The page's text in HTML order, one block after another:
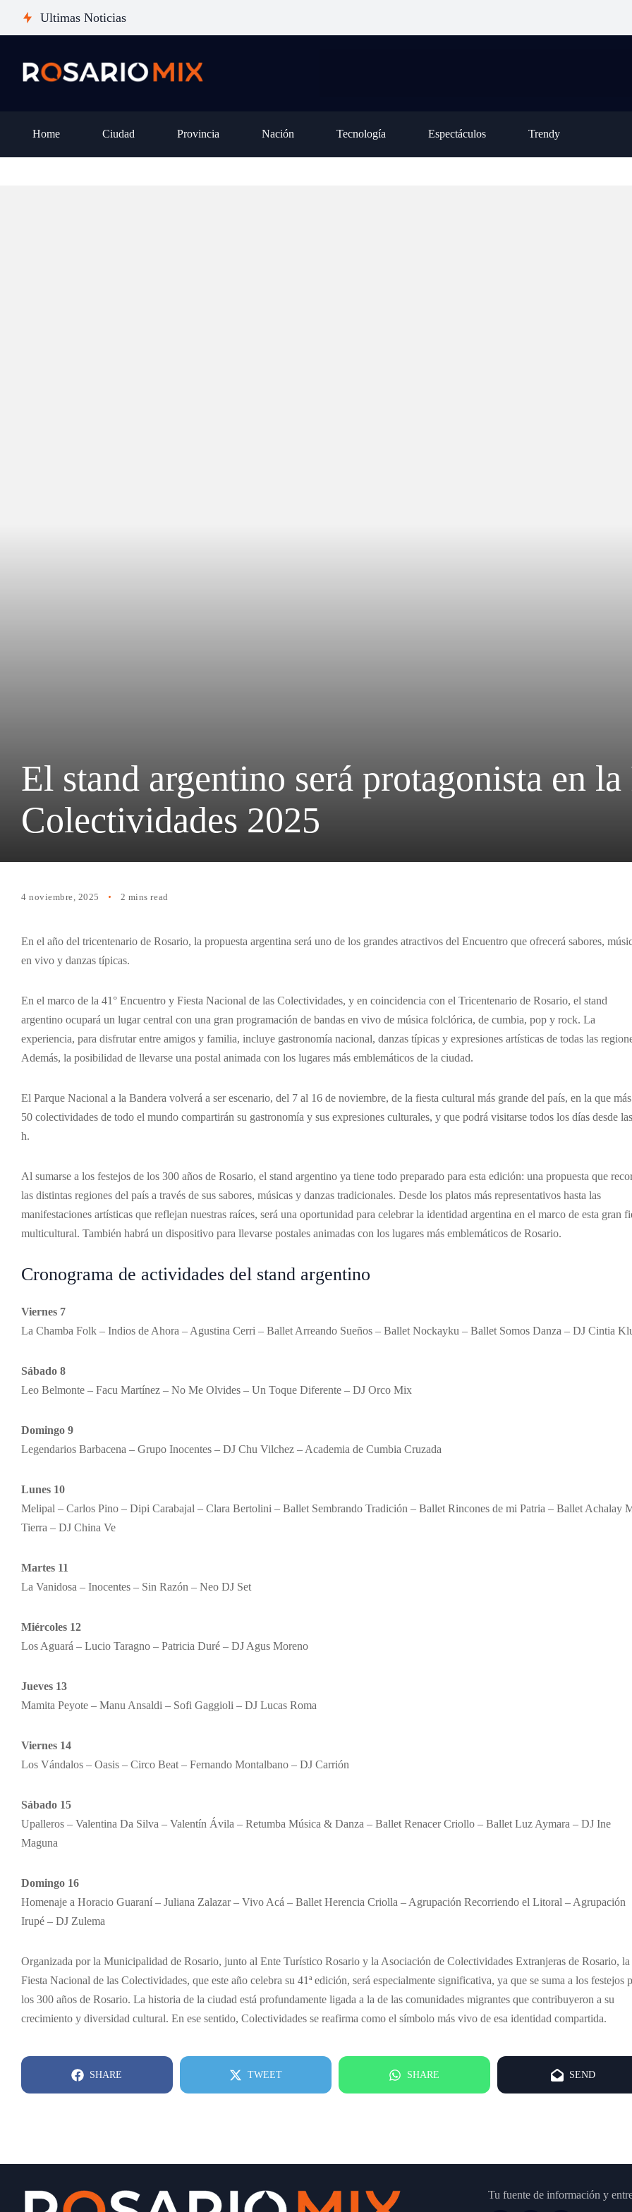
Ultimas Noticias
iPhone 18?
otro capítulo
Oliveros
Home Ciudad Provincia Nación Tecnología Espectáculos Trendy
El stand argentino será protagonista en la
Colectividades 2025
4 noviembre, 2025 2 mins read
En el año del tricentenario de Rosario, la propuesta argentina será uno de los grandes atractivos del Encuentro que ofrecerá sabores,
en vivo y danzas típicas.
En el marco de la 41° Encuentro y Fiesta Nacional de las Colectividades, y en coincidencia con el Tricentenario de Rosario, el stand
argentino ocupará un lugar central con una gran programación de bandas en vivo de música folclórica, de cumbia, pop y rock. La
experiencia, para disfrutar entre amigos y familia, incluye gastronomía nacional, danzas típicas y expresiones artísticas de todas las
Además, la posibilidad de llevarse una postal animada con los lugares más emblemáticos de la ciudad.
El Parque Nacional a la Bandera volverá a ser escenario, del 7 al 16 de noviembre, de la fiesta cultural más grande del país, en la que
50 colectividades de todo el mundo compartirán su gastronomía y sus expresiones culturales, y que podrá visitarse todos los días desde
h.
Al sumarse a los festejos de los 300 años de Rosario, el stand argentino ya tiene todo preparado para esta edición: una propuesta que
las distintas regiones del país a través de sus sabores, músicas y danzas tradicionales. Desde los platos más representativos hasta las
manifestaciones artísticas que reflejan nuestras raíces, será una oportunidad para celebrar la identidad argentina en el marco de esta gran
multicultural. También habrá un dispositivo para llevarse postales animadas con los lugares más emblemáticos de Rosario.
Cronograma de actividades del stand argentino
Viernes 7
La Chamba Folk – Indios de Ahora – Agustina Cerri – Ballet Arreando Sueños – Ballet Nockayku – Ballet Somos Danza – DJ Cintia
Sábado 8
Leo Belmonte – Facu Martínez – No Me Olvides – Un Toque Diferente – DJ Orco Mix
Domingo 9
Legendarios Barbacena – Grupo Inocentes – DJ Chu Vilchez – Academia de Cumbia Cruzada
Lunes 10
Melipal – Carlos Pino – Dipi Carabajal – Clara Bertolini – Ballet Sembrando Tradición – Ballet Rincones de mi Patria – Ballet Achalay
Tierra – DJ China Ve
Martes 11
La Vanidosa – Inocentes – Sin Razón – Neo DJ Set
Miércoles 12
Los Aguará – Lucio Taragno – Patricia Duré – DJ Agus Moreno
Jueves 13
Mamita Peyote – Manu Ansaldi – Sofi Gaggioli – DJ Lucas Roma
Viernes 14
Los Vándalos – Oasis – Circo Beat – Fernando Montalbano – DJ Carrión
Sábado 15
Upalleros – Valentina Da Silva – Valentín Ávila – Retumba Música & Danza – Ballet Renacer Criollo – Ballet Luz Aymara – DJ Ine
Maguna
Domingo 16
Homenaje a Horacio Guaraní – Juliana Zalazar – Vivo Acá – Ballet Herencia Criolla – Agrupación Recorriendo el Litoral – Agrupación
Irupé – DJ Zulema
Organizada por la Municipalidad de Rosario, junto al Ente Turístico Rosario y la Asociación de Colectividades Extranjeras de Rosario, la
Fiesta Nacional de las Colectividades, que este año celebra su 41ª edición, será especialmente significativa, ya que se suma a los festejos
los 300 años de Rosario. La historia de la ciudad está profundamente ligada a la de las comunidades migrantes que contribuyeron a su
crecimiento y diversidad cultural. En ese sentido, Colectividades se reafirma como el símbolo más vivo de esa identidad compartida.
SHARE TWEET SHARE SEND
Tu fuente de información y